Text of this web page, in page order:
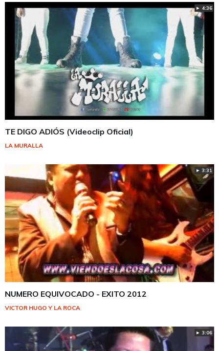
► 4:36
TE DIGO ADIÓS (Videoclip Oficial)
LA MURALLA
► 3:31
NUMERO EQUIVOCADO - EXITO 2012
VICTOR HUGO Y LA ROCA
► 3:06